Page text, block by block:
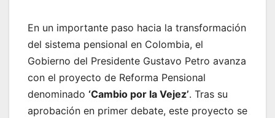
En un importante paso hacia la transformación
del sistema pensional en Colombia, el
Gobierno del Presidente Gustavo Petro avanza
con el proyecto de Reforma Pensional
denominado ‘Cambio por la Vejez’. Tras su
aprobación en primer debate, este proyecto se